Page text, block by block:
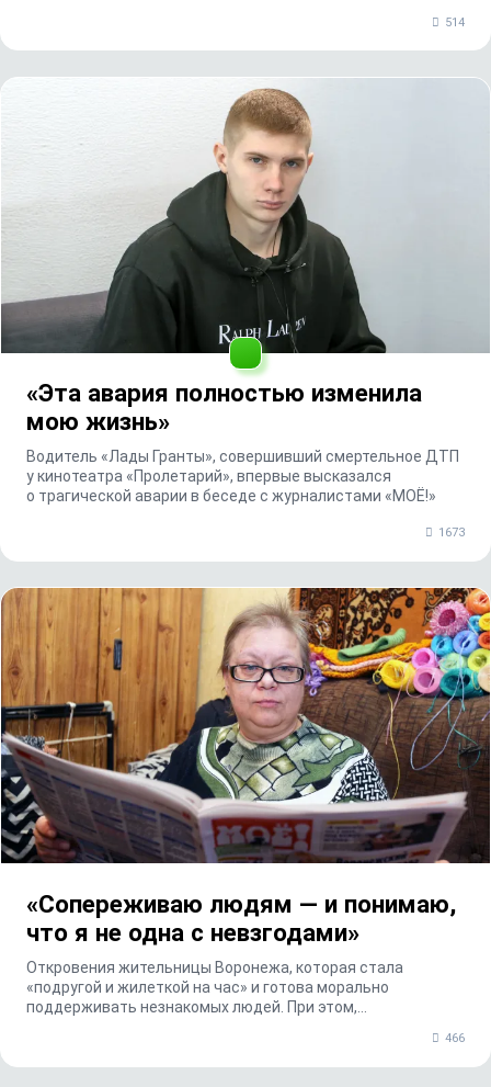
514
«Эта авария полностью изменила
мою жизнь»
Водитель «Лады Гранты», совершивший смертельное ДТП
у кинотеатра «Пролетарий», впервые высказался
о трагической аварии в беседе с журналистами «МОЁ!»
1673
«Сопереживаю людям — и понимаю,
что я не одна с невзгодами»
Откровения жительницы Воронежа, которая стала
«подругой и жилеткой на час» и готова морально
поддерживать незнакомых людей. При этом,
466